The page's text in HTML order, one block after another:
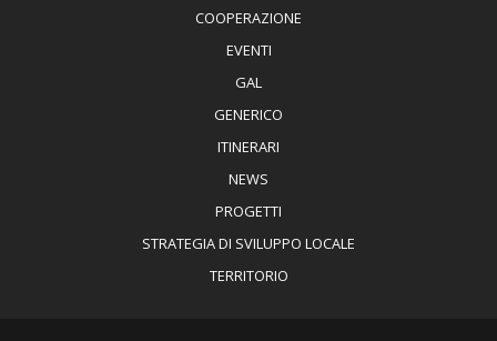
COOPERAZIONE
EVENTI
GAL
GENERICO
ITINERARI
NEWS
PROGETTI
STRATEGIA DI SVILUPPO LOCALE
TERRITORIO